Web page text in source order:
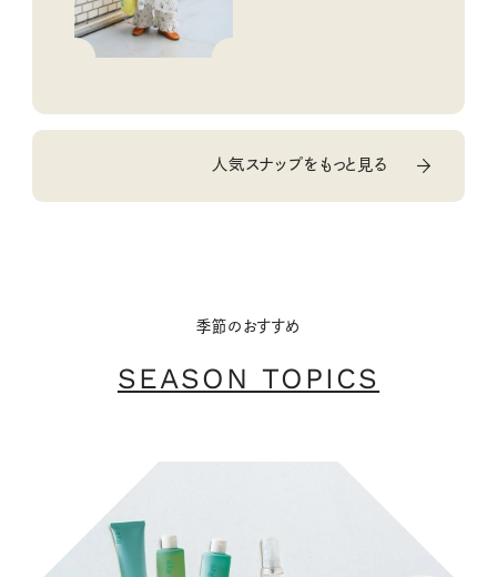
人気スナップをもっと見る
季節のおすすめ
SEASON TOPICS